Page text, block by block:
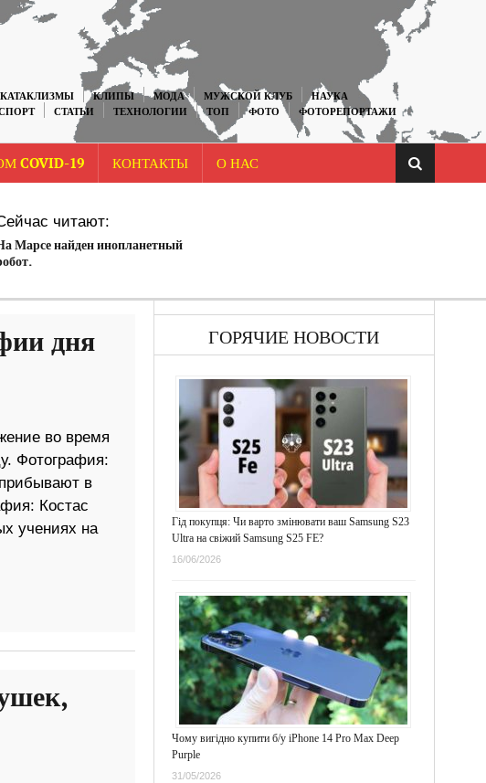
КАТАКЛИЗМЫ КЛИПЫ МОДА МУЖСКОЙ КЛУБ
НАУКА
СТАТЬИ ТЕХНОЛОГИИ ТОП ФОТО
ФОТОРЕПОРТАЖИ
COVID-19 КОНТАКТЫ О НАС
читают:
Марсе найден инопланетный
дня
во время
Фотография:
в
Костас
учениях на
ГОРЯЧИЕ НОВОСТИ
Гід покупця: Чи варто змінювати ваш Samsung S23
Ultra на свіжий Samsung S25 FE?
16/06/2026
Чому вигідно купити б/у iPhone 14 Pro Max Deep
Purple
31/05/2026